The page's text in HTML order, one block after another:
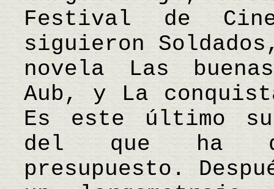
Festival de
siguieron
novela Las
Aub, y La
Es este último
del que ha
presupuesto.